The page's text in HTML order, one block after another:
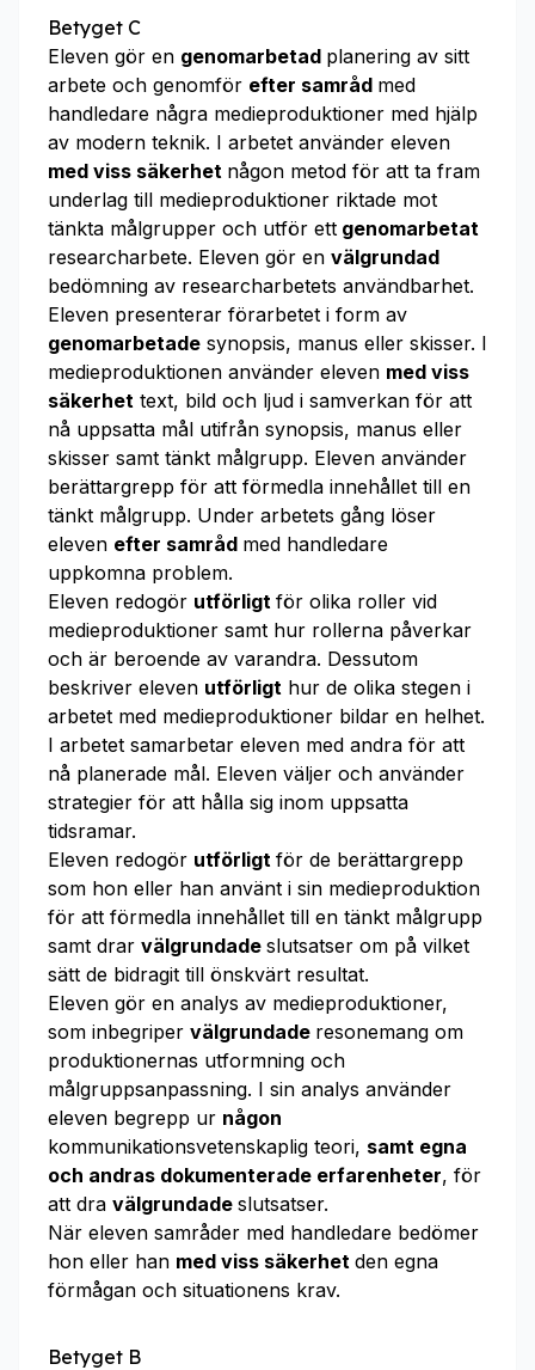
Betyget C
Eleven gör en genomarbetad planering av sitt
arbete och genomför efter samråd med
handledare några medieproduktioner med hjälp
av modern teknik. I arbetet använder eleven
med viss säkerhet någon metod för att ta fram
underlag till medieproduktioner riktade mot
tänkta målgrupper och utför ett genomarbetat
researcharbete. Eleven gör en välgrundad
bedömning av researcharbetets användbarhet.
Eleven presenterar förarbetet i form av
genomarbetade synopsis, manus eller skisser. I
medieproduktionen använder eleven med viss
säkerhet text, bild och ljud i samverkan för att
nå uppsatta mål utifrån synopsis, manus eller
skisser samt tänkt målgrupp. Eleven använder
berättargrepp för att förmedla innehållet till en
tänkt målgrupp. Under arbetets gång löser
eleven efter samråd med handledare
uppkomna problem.
Eleven redogör utförligt för olika roller vid
medieproduktioner samt hur rollerna påverkar
och är beroende av varandra. Dessutom
beskriver eleven utförligt hur de olika stegen i
arbetet med medieproduktioner bildar en helhet.
I arbetet samarbetar eleven med andra för att
nå planerade mål. Eleven väljer och använder
strategier för att hålla sig inom uppsatta
tidsramar.
Eleven redogör utförligt för de berättargrepp
som hon eller han använt i sin medieproduktion
för att förmedla innehållet till en tänkt målgrupp
samt drar välgrundade slutsatser om på vilket
sätt de bidragit till önskvärt resultat.
Eleven gör en analys av medieproduktioner,
som inbegriper välgrundade resonemang om
produktionernas utformning och
målgruppsanpassning. I sin analys använder
eleven begrepp ur någon
kommunikationsvetenskaplig teori, samt egna
och andras dokumenterade erfarenheter, för
att dra välgrundade slutsatser.
När eleven samråder med handledare bedömer
hon eller han med viss säkerhet den egna
förmågan och situationens krav.
Betyget B